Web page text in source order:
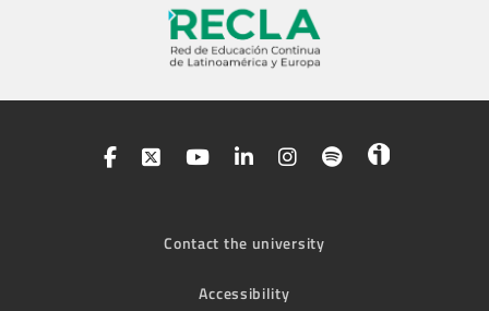
Contact the university
Accessibility